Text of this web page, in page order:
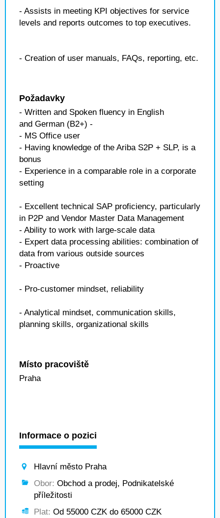
- Assists in meeting KPI objectives for service
levels and reports outcomes to top executives.
- Creation of user manuals, FAQs, reporting, etc.
Požadavky
- Written and Spoken fluency in English
and German (B2+) -
- MS Office user
- Having knowledge of the Ariba S2P + SLP, is a
bonus
- Experience in a comparable role in a corporate
setting
- Excellent technical SAP proficiency, particularly
in P2P and Vendor Master Data Management
- Ability to work with large-scale data
- Expert data processing abilities: combination of
data from various outside sources
- Proactive
- Pro-customer mindset, reliability
- Analytical mindset, communication skills,
planning skills, organizational skills
Místo pracoviště
Praha
Informace o pozici
Hlavní město Praha
Obor: Obchod a prodej, Podnikatelské
příležitosti
Plat: Od 55000 CZK do 65000 CZK